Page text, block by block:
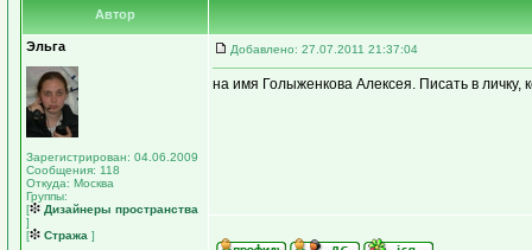
Автор
Эльга
Зарегистрирован: 04.06.2009
Сообщения: 118
Откуда: Москва
Группы:
[
Дизайнеры пространства
]
[
Стража ]
Добавлено: 27.07.2011 21:37:04
на имя Голыженкова Алексея. Писать в